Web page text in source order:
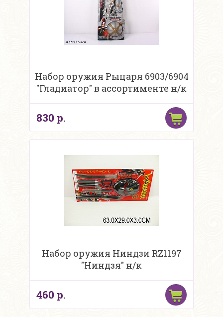
Набор оружия Рыцаря 6903/6904
"Гладиатор" в ассортименте н/к
830 р.
Набор оружия Ниндзи RZ1197
"Ниндзя" н/к
460 р.